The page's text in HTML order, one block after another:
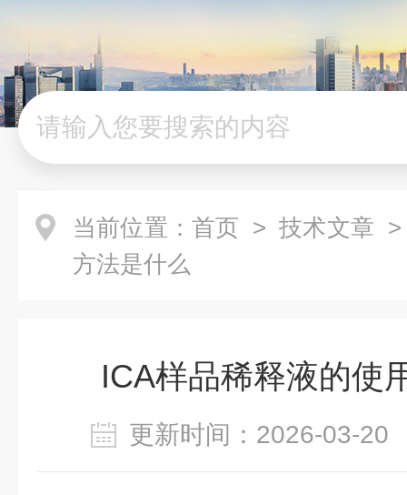
当前位置： 首页 > 技术文章
方法是什么
ICA样品稀释液的使
更新时间：2026-03-